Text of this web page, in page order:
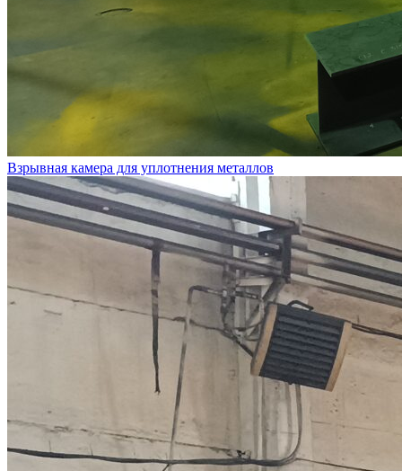
Взрывная камера для уплотнения металлов